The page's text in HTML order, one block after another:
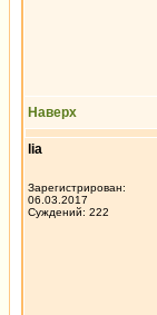
Наверх
lia
Зарегистрирован:
06.03.2017
Суждений: 222